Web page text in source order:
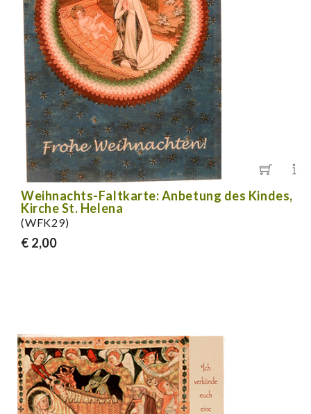
Weihnachts-Faltkarte: Anbetung des Kindes,
Kirche St. Helena
(WFK29)
€ 2,00